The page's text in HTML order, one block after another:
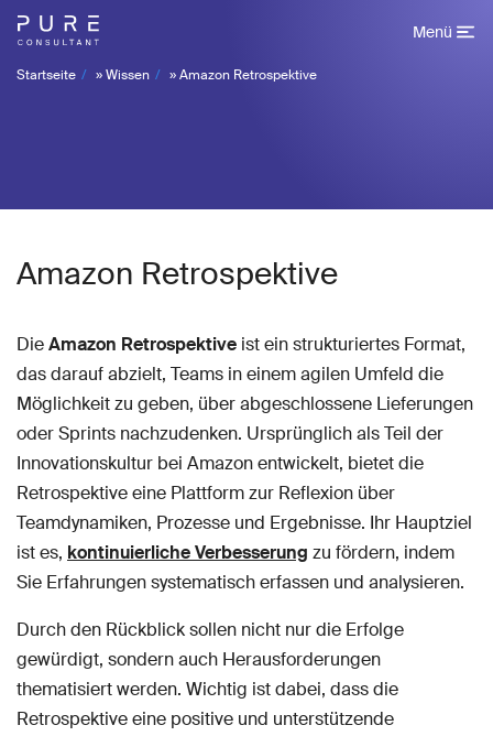
Menü
Startseite »Wissen »Amazon Retrospektive
Amazon Retrospektive
DieAmazon Retrospektive ist ein strukturiertes Format,
das darauf abzielt, Teams in einem agilen Umfeld die
Möglichkeit zu geben, über abgeschlossene Lieferungen
oder Sprints nachzudenken. Ursprünglich als Teil der
Innovationskultur bei Amazon entwickelt, bietet die
Retrospektive eine Plattform zur Reflexion über
Teamdynamiken, Prozesse und Ergebnisse. Ihr Hauptziel
ist es, kontinuierliche Verbesserung zu fördern, indem
Sie Erfahrungen systematisch erfassen und analysieren.
Durch den Rückblick sollen nicht nur die Erfolge
gewürdigt, sondern auch Herausforderungen
thematisiert werden. Wichtig ist dabei, dass die
Retrospektive eine positive und unterstützende